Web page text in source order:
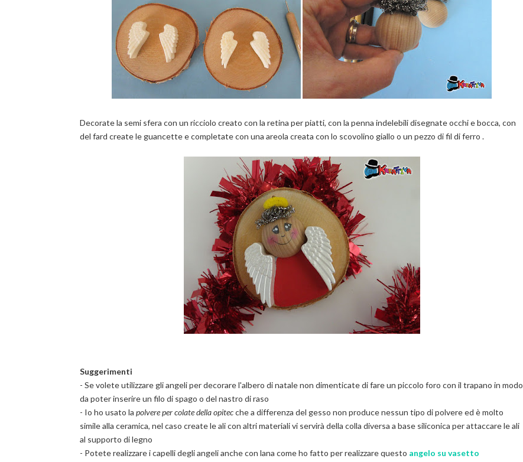
Decorate la semi sfera con un ricciolo creato con la retina per piatti, con la penna indelebili disegnate occhi e bocca, con
del fard create le guancette e completate con una areola creata con lo scovolino giallo o un pezzo di fil di ferro .
Suggerimenti
- Se volete utilizzare gli angeli per decorare l'albero di natale non dimenticate di fare un piccolo foro con il trapano in modo
da poter inserire un filo di spago o del nastro di raso
- Io ho usato la polvere per colate della opitecche a differenza del gesso non produce nessun tipo di polvere ed è molto
simile alla ceramica, nel caso create le ali con altri materiali vi servirà della colla diversa a base siliconica per attaccare le ali
al supporto di legno
- Potete realizzare i capelli degli angeli anche con lana come ho fatto per realizzare questo angelo su vasetto